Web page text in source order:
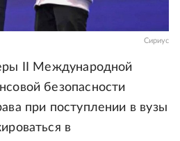
Сириус
II Международной
безопасности
при поступлении в вузы
в